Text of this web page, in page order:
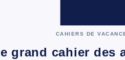
CAHIERS DE
grand cahier des